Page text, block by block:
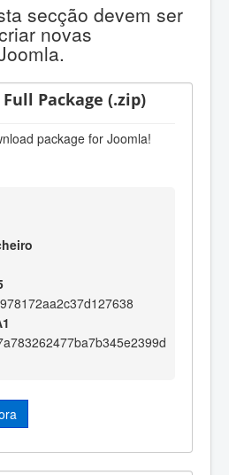
secção devem ser
novas
Package (.zip)
package for Joomla!